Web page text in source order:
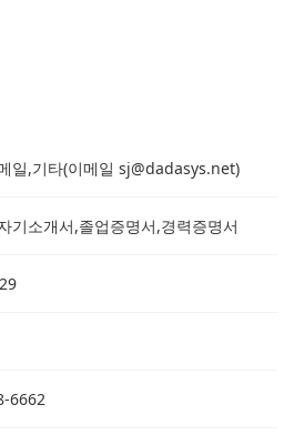
일,기타(이메일 sj@dadasys.net)
기소개서,졸업증명서,경력증명서
6662